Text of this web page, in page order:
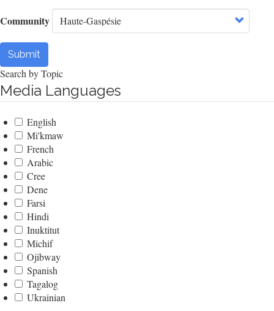
Community
Submit
Search by Topic
Media Languages
English
Mi'kmaw
French
Arabic
Cree
Dene
Farsi
Hindi
Inuktitut
Michif
Ojibway
Spanish
Tagalog
Ukrainian